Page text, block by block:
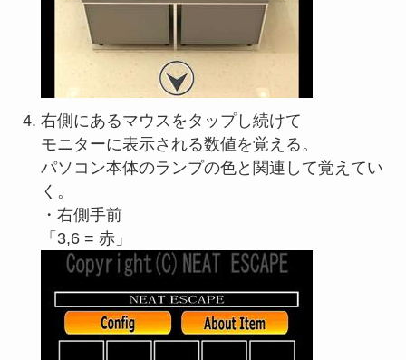
右側にあるマウスをタップし続けて
モニターに表示される数値を覚える。
パソコン本体のランプの色と関連して覚えてい
く。
・右側手前
「3,6 = 赤」